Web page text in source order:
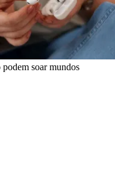
soar mundos